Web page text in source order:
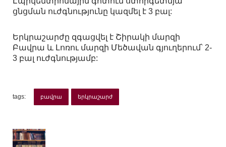
ցնցման ուժգնությունը կազմել է 3 բալ:
Երկրաշարժը զգացվել է Շիրակի մարզի
Բավրա և Լոռու մարզի Մեծավան գյուղերում՝ 2-
3 բալ ուժգնությամբ:
tags: բավրա երկրաշարժ